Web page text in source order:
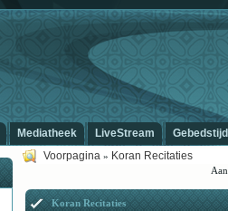
Mediatheek LiveStream
Voorpagina » Koran Recitaties
Koran Recitaties